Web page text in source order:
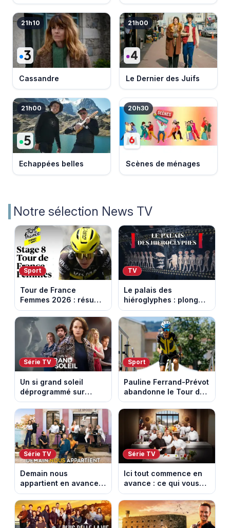
21h10
Cassandre
21h00
Le Dernier des Juifs
21h00
Echappées belles
20h30
Scènes de ménages
Notre sélection News TV
Sport
Tour de France
Femmes 2026 : résumé
vidéo de la 9e étape
entre Sisteron et Nice
TV
Le palais des
hiéroglyphes : plongez
dans la tombe
égyptienne qui fascine
les archéologues
Série TV
Un si grand soleil
déprogrammé sur
France 3 : cinq
épisodes inédits
diffusés le 13 août
Sport
Pauline Ferrand-Prévot
abandonne le Tour de
France Femmes avant
la 8e étape
Série TV
Demain nous
appartient en avance :
ce qui vous attend la
semaine du 10 au 14
août 2026 (spoiler)
Série TV
Ici tout commence en
avance : ce qui vous
attend la semaine du
10 au 14 août 2026
(spoiler)